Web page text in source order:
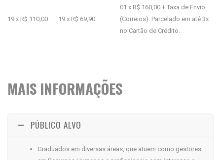
19 x R$ 110,00 19 x R$ 69,90
01 x R$ 160,00 + Taxa de Envio
(Correios). Parcelado em até 3x
no Cartão de Crédito.
MAIS INFORMAÇÕES
PÚBLICO ALVO
Graduados em diversas áreas, que atuem como gestores